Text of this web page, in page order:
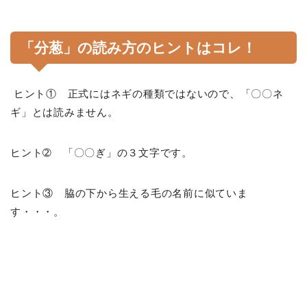
「分葱」の読み方のヒントはコレ！
ヒント① 正式にはネギの種類ではないので、「〇〇ネ
ギ」とは読みません。
ヒント➁ 「〇〇ぎ」の３文字です。
ヒント③ 脇の下から生える毛の名前に似ていま
す・・・。